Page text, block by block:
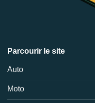
Parcourir le site
Auto
Moto